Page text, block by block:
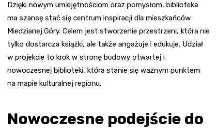
Dzięki nowym umiejętnościom oraz pomysłom, biblioteka
ma szansę stać się centrum inspiracji dla mieszkańców
Miedzianej Góry. Celem jest stworzenie przestrzeni, która nie
tylko dostarcza książki, ale także angażuje i edukuje. Udział
w projekcie to krok w stronę budowy otwartej i
nowoczesnej biblioteki, która stanie się ważnym punktem
na mapie kulturalnej regionu.
Nowoczesne podejście do